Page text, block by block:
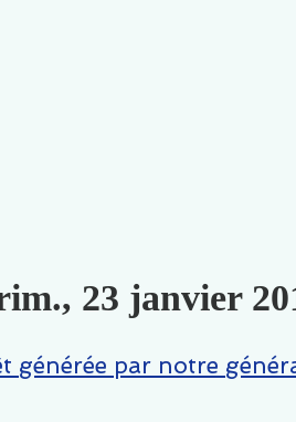
23 janvier
générée par notre